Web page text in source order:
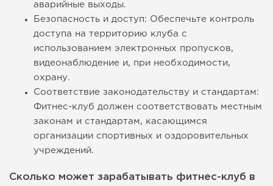
аварийные выходы.
Безопасность и доступ: Обеспечьте контроль
доступа на территорию клуба с
использованием электронных пропусков,
видеонаблюдение и, при необходимости,
охрану.
Соответствие законодательству и стандартам:
Фитнес-клуб должен соответствовать местным
законам и стандартам, касающимся
организации спортивных и оздоровительных
учреждений.
Сколько может зарабатывать фитнес-клуб в